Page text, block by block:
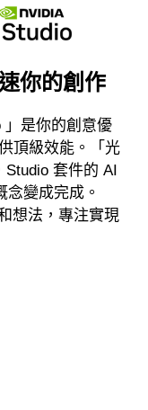
你的創作
」是你的創意優
頂級效能。「光
套件的 AI
變成完成。
想法，專注實現